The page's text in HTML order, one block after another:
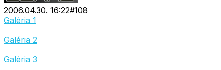
2006.04.30. 16:22#108
Galéria 1
Galéria 2
Galéria 3